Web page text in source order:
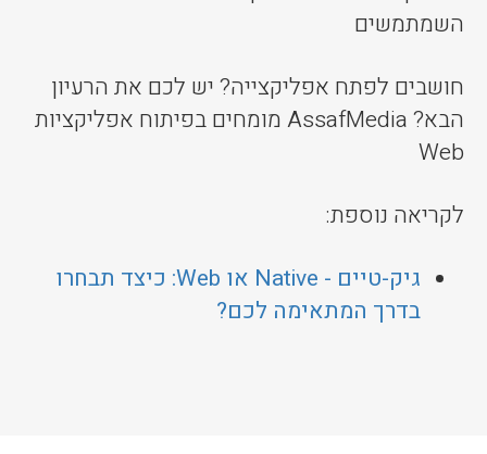
השמתמשים
חושבים לפתח אפליקצייה? יש לכם את הרעיון
הבא? AssafMedia מומחים בפיתוח אפליקציות
Web
לקריאה נוספת:
גיק-טיים - Native או Web: כיצד תבחרו
בדרך המתאימה לכם?